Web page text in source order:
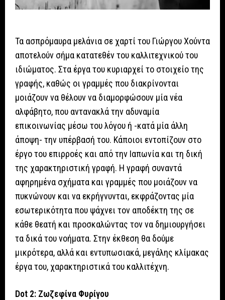
Τα ασπρόμαυρα μελάνια σε χαρτί του Γιώργου Χούντα
αποτελούν σήμα κατατεθέν του καλλιτεχνικού του
ιδιώματος. Στα έργα του κυριαρχεί το στοιχείο της
γραφής, καθώς οι γραμμές που διακρίνονται
μοιάζουν να θέλουν να διαμορφώσουν μία νέα
αλφάβητο, που αντανακλά την αδυναμία
επικοινωνίας μέσω του λόγου ή -κατά μία άλλη
άποψη- την υπέρβασή του. Κάποιοι εντοπίζουν στο
έργο του επιρροές και από την Ιαπωνία και τη δική
της χαρακτηριστική γραφή. Η γραφή συναντά
αφηρημένα σχήματα και γραμμές που μοιάζουν να
πυκνώνουν και να εκρήγνυνται, εκφράζοντας μία
εσωτερικότητα που ψάχνει τον αποδέκτη της σε
κάθε θεατή και προσκαλώντας τον να δημιουργήσει
τα δικά του νοήματα. Στην έκθεση θα δούμε
μικρότερα, αλλά και εντυπωσιακά, μεγάλης κλίμακας
έργα του, χαρακτηριστικά του καλλιτέχνη.
Dot 2: Ζωζεφίνα Φυρίγου